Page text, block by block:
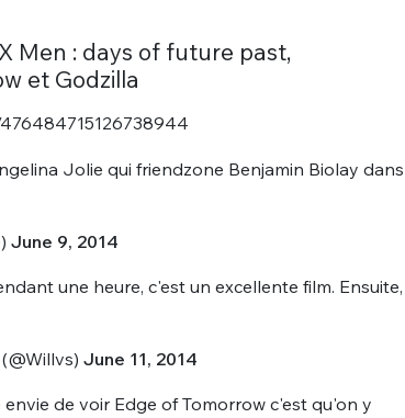
Men : days of future past,
et Godzilla
Jolie qui friendzone Benjamin Biolay dans
June 9, 2014
une heure, c'est un excellente film. Ensuite,
June 11, 2014
de voir Edge of Tomorrow c'est qu'on y